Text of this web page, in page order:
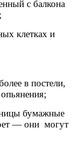
с балкона
клетках и
в постели,
бумажные
— они могут